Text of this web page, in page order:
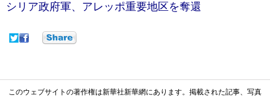
シリア政府軍、アレッポ重要地区を奪還
このウェブサイトの著作権は新華社新華網にあります。掲載された記事、写真